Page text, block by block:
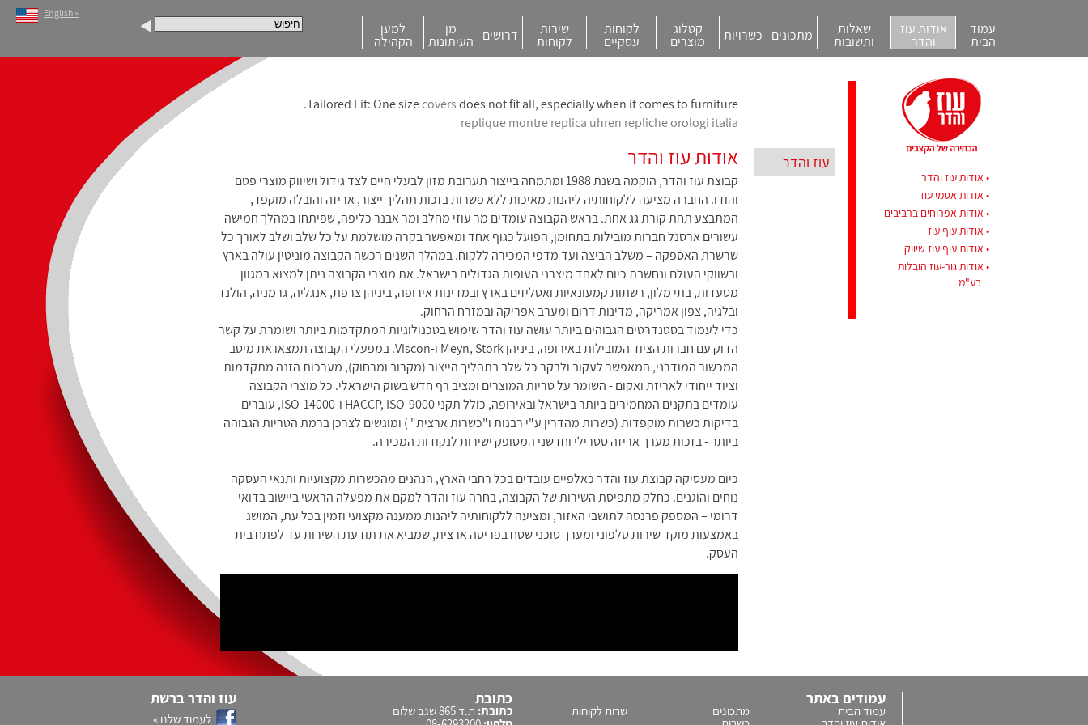
English »
עמוד
הבית
אודות עוז
והדר
שאלות
ותשובות מתכונים כשרויות קטלוג
מוצרים
לקוחות
עסקיים
שירות
לקוחות דרושים מן
העיתונות
למען
הקהילה
אודות עוז והדר
אודות אסמי עוז
אודות אפרוחים ברביבים
אודות עוף עוז
אודות עוף עוז שיווק
אודות גור-עוז הובלות
בע"מ
Tailored Fit: One sizecoversdoes not fit all, especially when it comes to furniture.
replique montrereplica uhren repliche orologi italia
עוז והדר אודות עוז והדר
קבוצת עוז והדר, הוקמה בשנת 1988 ומתמחה בייצור תערובת מזון לבעלי חיים לצד גידול ושיווק מוצרי פטם
והודו. החברה מציעה ללקוחותיה ליהנות מאיכות ללא פשרות בזכות תהליך ייצור, אריזה והובלה מוקפד,
המתבצע תחת קורת גג אחת. בראש הקבוצה עומדים מר עוזי מחלב ומר אבנר כליפה, שפיתחו במהלך חמישה
עשורים ארסנל חברות מובילות בתחומן, הפועל כגוף אחד ומאפשר בקרה מושלמת על כל שלב ושלב לאורך כל
שרשרת האספקה – משלב הביצה ועד מדפי המכירה ללקוח. במהלך השנים רכשה הקבוצה מוניטין עולה בארץ
ובשווקי העולם ונחשבת כיום לאחד מיצרני העופות הגדולים בישראל. את מוצרי הקבוצה ניתן למצוא במגוון
מסעדות, בתי מלון, רשתות קמעונאיות ואטליזים בארץ ובמדינות אירופה, ביניהן צרפת, אנגליה, גרמניה, הולנד
ובלגיה, צפון אמריקה, מדינות דרום ומערב אפריקה ובמזרח הרחוק.
כדי לעמוד בסטנדרטים הגבוהים ביותר עושה עוז והדר שימוש בטכנולוגיות המתקדמות ביותר ושומרת על קשר
הדוק עם חברות הציוד המובילות באירופה, ביניהן Meyn, Stork ו-Viscon. במפעלי הקבוצה תמצאו את מיטב
המכשור המודרני, המאפשר לעקוב ולבקר כל שלב בתהליך הייצור (מקרוב ומרחוק), מערכות הזנה מתקדמות
וציוד ייחודי לאריזת ואקום - השומר על טריות המוצרים ומציב רף חדש בשוק הישראלי. כל מוצרי הקבוצה
עומדים בתקנים המחמירים ביותר בישראל ובאירופה, כולל תקני HACCP, ISO-9000 ו-ISO-14000, עוברים
בדיקות כשרות מוקפדות (כשרות מהדרין ע"י רבנות ו"כשרות ארצית" ) ומוגשים לצרכן ברמת הטריות הגבוהה
ביותר - בזכות מערך אריזה סטרילי וחדשני המסופק ישירות לנקודות המכירה.
כיום מעסיקה קבוצת עוז והדר כאלפיים עובדים בכל רחבי הארץ, הנהנים מהכשרות מקצועיות ותנאי העסקה
נוחים והוגנים. כחלק מתפיסת השירות של הקבוצה, בחרה עוז והדר למקם את מפעלה הראשי ביישוב בדואי
דרומי – המספק פרנסה לתושבי האזור, ומציעה ללקוחותיה ליהנות ממענה מקצועי וזמין בכל עת, המושג
באמצעות מוקד שירות טלפוני ומערך סוכני שטח בפריסה ארצית, שמביא את תודעת השירות עד לפתח בית
העסק.
עוז והדר ברשת
לעמוד שלנו »
כתובת
כתובת: ת.ד 865 שגב שלום
עמודים באתר
עמוד הבית מתכונים שרות לקוחות